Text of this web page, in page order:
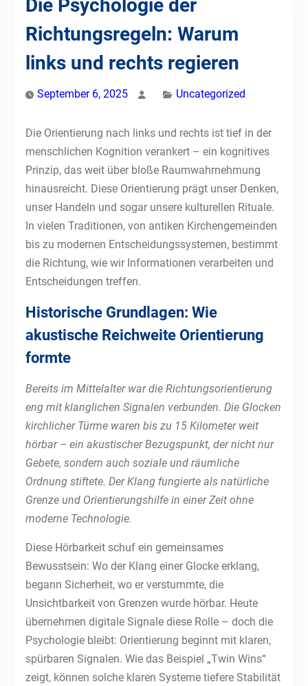
Die Psychologie der
Richtungsregeln: Warum
links und rechts regieren
September 6, 2025 Uncategorized
Die Orientierung nach links und rechts ist tief in der
menschlichen Kognition verankert – ein kognitives
Prinzip, das weit über bloße Raumwahrnehmung
hinausreicht. Diese Orientierung prägt unser Denken,
unser Handeln und sogar unsere kulturellen Rituale.
In vielen Traditionen, von antiken Kirchengemeinden
bis zu modernen Entscheidungssystemen, bestimmt
die Richtung, wie wir Informationen verarbeiten und
Entscheidungen treffen.
Historische Grundlagen: Wie
akustische Reichweite Orientierung
formte
Bereits im Mittelalter war die Richtungsorientierung
eng mit klanglichen Signalen verbunden. Die Glocken
kirchlicher Türme waren bis zu 15 Kilometer weit
hörbar – ein akustischer Bezugspunkt, der nicht nur
Gebete, sondern auch soziale und räumliche
Ordnung stiftete. Der Klang fungierte als natürliche
Grenze und Orientierungshilfe in einer Zeit ohne
moderne Technologie.
Diese Hörbarkeit schuf ein gemeinsames
Bewusstsein: Wo der Klang einer Glocke erklang,
begann Sicherheit, wo er verstummte, die
Unsichtbarkeit von Grenzen wurde hörbar. Heute
übernehmen digitale Signale diese Rolle – doch die
Psychologie bleibt: Orientierung beginnt mit klaren,
spürbaren Signalen. Wie das Beispiel „Twin Wins“
zeigt, können solche klaren Systeme tiefere Stabilität